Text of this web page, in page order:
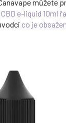
můžete
CBD e-liquid 10ml
co je